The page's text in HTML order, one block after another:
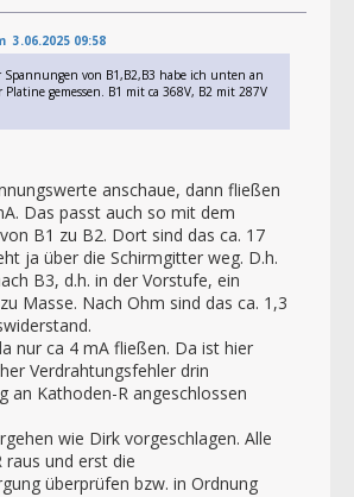
09:58
Spannungen von B1,B2,B3 habe ich unten an
gemessen. B1 mit ca 368V, B2 mit 287V
anschaue, dann fließen
Das passt auch so mit dem
B1 zu B2. Dort sind das ca. 17
ja über die Schirmgitter weg. D.h.
B3, d.h. in der Vorstufe, ein
Masse. Nach Ohm sind das ca. 1,3
nur ca 4 mA fließen. Da ist hier
Verdrahtungsfehler drin
an Kathoden-R angeschlossen
wie Dirk vorgeschlagen. Alle
raus und erst die
überprüfen bzw. in Ordnung